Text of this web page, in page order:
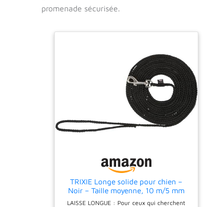
promenade sécurisée.
TRIXIE Longe solide pour chien –
Noir – Taille moyenne, 10 m/5 mm
LAISSE LONGUE : Pour ceux qui cherchent